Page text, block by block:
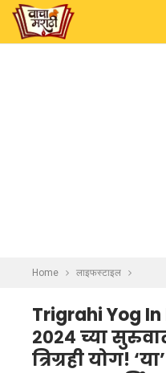
Home लाइफस्टाइल
Trigrahi Yog
२०२४ च्या
त्रिग्रही योग!